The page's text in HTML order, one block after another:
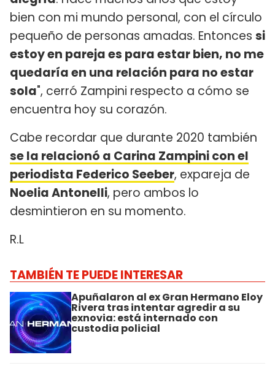
bien con mi mundo personal, con el círculo
pequeño de personas amadas. Entonces si
estoy en pareja es para estar bien, no me
quedaría en una relación para no estar
sola", cerró Zampini respecto a cómo se
encuentra hoy su corazón.
Cabe recordar que durante 2020 también
se la relacionó a Carina Zampini con el
periodista Federico Seeber, expareja de
Noelia Antonelli, pero ambos lo
desmintieron en su momento.
R.L
TAMBIÉN TE PUEDE INTERESAR
Apuñalaron al ex Gran Hermano Eloy
Rivera tras intentar agredir a su
exnovia: está internado con
custodia policial